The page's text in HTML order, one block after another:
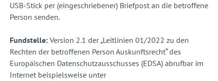
USB-Stick per (eingeschriebener) Briefpost an die betroffene
Person senden.
Fundstelle: Version 2.1 der „Leitlinien 01/2022 zu den
Rechten der betroffenen Person Auskunftsrecht“ des
Europäischen Datenschutzausschusses (EDSA) abrufbar im
Internet beispielsweise unter